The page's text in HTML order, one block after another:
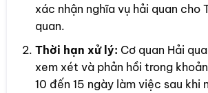
xác nhận nghĩa vụ hải quan cho
quan.
Thời hạn xử lý: Cơ quan Hải
xem xét và phản hồi trong
10 đến 15 ngày làm việc sau khi